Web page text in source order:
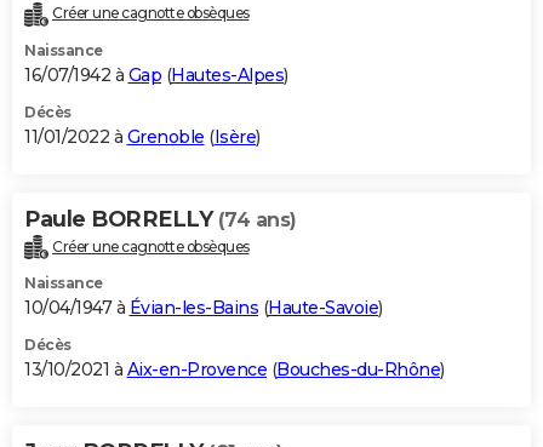
Créer une cagnotte obsèques
Naissance
16/07/1942 à Gap (Hautes-Alpes)
Décès
11/01/2022 à Grenoble (Isère)
Paule BORRELLY (74 ans)
Créer une cagnotte obsèques
Naissance
10/04/1947 à Évian-les-Bains (Haute-Savoie)
Décès
13/10/2021 à Aix-en-Provence (Bouches-du-Rhône)